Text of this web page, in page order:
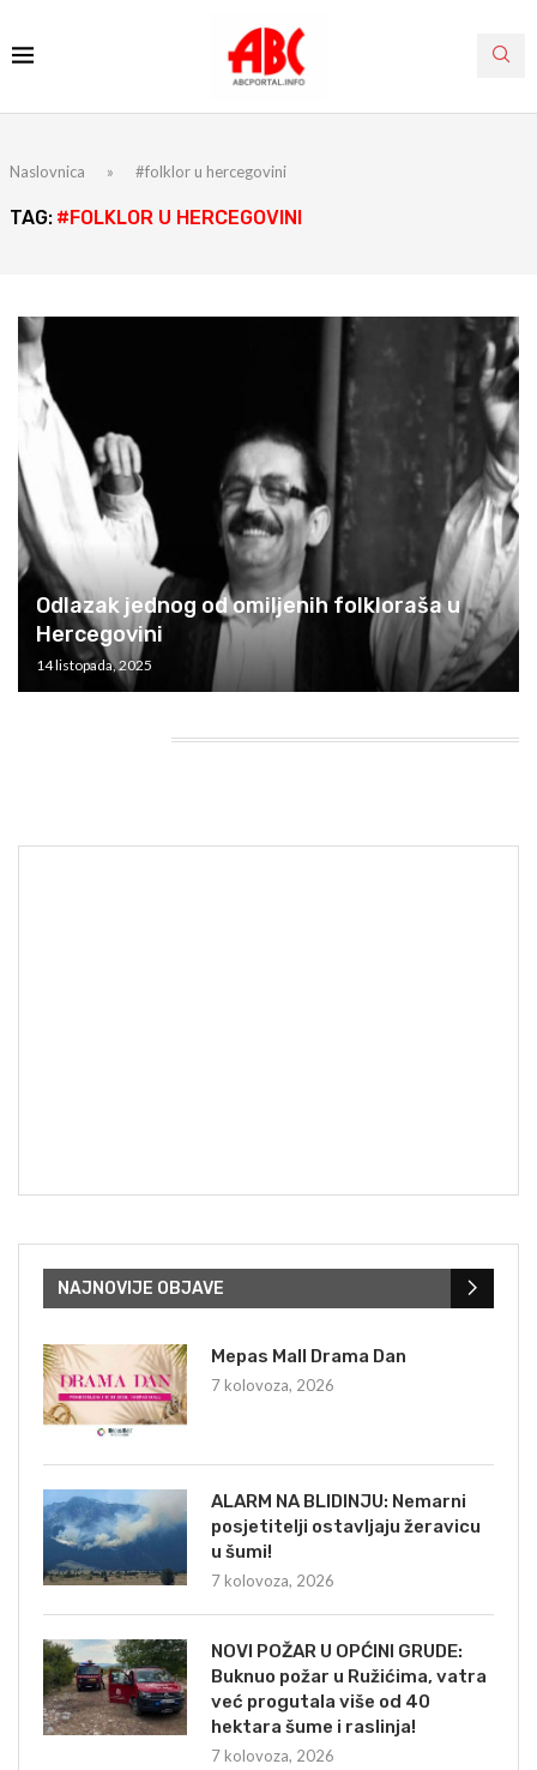
Naslovnica » #folklor u hercegovini
TAG: #FOLKLOR U HERCEGOVINI
Odlazak jednog od omiljenih folkloraša u
Hercegovini
14 listopada, 2025
NAJNOVIJE OBJAVE
Mepas Mall Drama Dan
7 kolovoza, 2026
ALARM NA BLIDINJU: Nemarni
posjetitelji ostavljaju žeravicu
u šumi!
7 kolovoza, 2026
NOVI POŽAR U OPĆINI GRUDE:
Buknuo požar u Ružićima, vatra
već progutala više od 40
hektara šume i raslinja!
7 kolovoza, 2026